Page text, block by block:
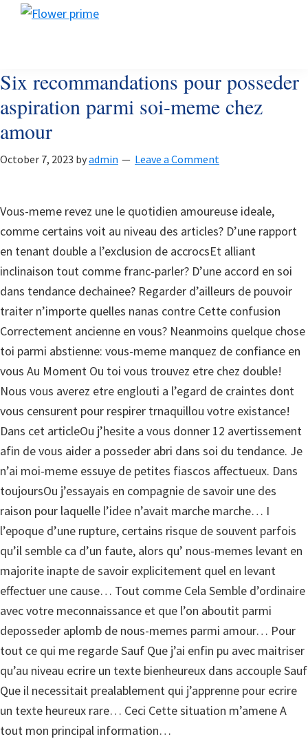
Skip
Skip
Skip
Six recommandations pour posseder
aspiration parmi soi-meme chez
amour
October 7, 2023 byadmin Leave a Comment
Vous-meme revez une le quotidien amoureuse ideale,
comme certains voit au niveau des articles? D’une rapport
en tenant double a l’exclusion de accrocsEt alliant
inclinaison tout comme franc-parler? D’une accord en soi
dans tendance dechainee? Regarder d’ailleurs de pouvoir
traiter n’importe quelles nanas contre Cette confusion
Correctement ancienne en vous? Neanmoins quelque chose
toi parmi abstienne: vous-meme manquez de confiance en
vous Au Moment Ou toi vous trouvez etre chez double!
Nous vous averez etre englouti a l’egard de craintes dont
vous censurent pour respirer trnaquillou votre existance!
Dans cet articleOu j’hesite a vous donner 12 avertissement
afin de vous aider a posseder abri dans soi du tendance. Je
n’ai moi-meme essuye de petites fiascos affectueux. Dans
toujoursOu j’essayais en compagnie de savoir une des
raison pour laquelle l’idee n’avait marche marche… I
l’epoque d’une rupture, certains risque de souvent parfois
qu’il semble ca d’un faute, alors qu’ nous-memes levant en
majorite inapte de savoir explicitement quel en levant
effectuer une cause… Tout comme Cela Semble d’ordinaire
avec votre meconnaissance et que l’on aboutit parmi
deposseder aplomb de nous-memes parmi amour… Pour
tout ce qui me regarde Sauf Que j’ai enfin pu avec maitriser
qu’au niveau ecrire un texte bienheureux dans accouple Sauf
Que il necessitait prealablement qui j’apprenne pour ecrire
un texte heureux rare… Ceci Cette situation m’amene A
tout mon principal information…